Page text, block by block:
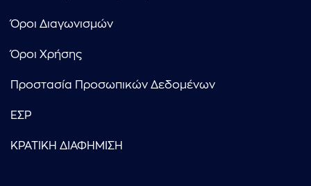
Όροι Διαγωνισμών
Όροι Χρήσης
Προστασία Προσωπικών Δεδομένων
ΕΣΡ
ΚΡΑΤΙΚΗ ΔΙΑΦΗΜΙΣΗ